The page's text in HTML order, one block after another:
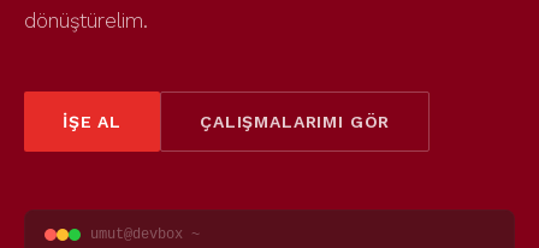
dönüştürelim.
İŞE AL ÇALIŞMALARIMI GÖR
umut@devbox ~